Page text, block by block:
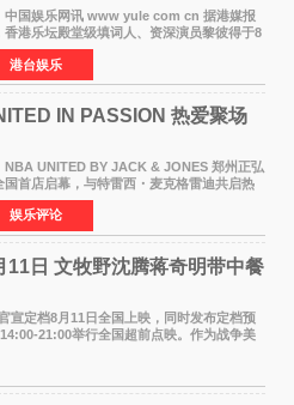
娱乐网讯 www yule com cn 据港媒报
香港乐坛殿堂级填词人、资深演员黎彼得于8
上午因病离世，终年76岁。好友钟志光透
黎彼得今年3月中风后便卧床休养，身体机能
衰退，最
港台娱乐
IN PASSION 热爱聚场
UNITED BY JACK & JONES 郑州正弘
国首店启幕，与特雷西・麦克格雷迪共启热
年7 月21 日，
全国首店，于郑
弘城正式启幕。NBA 传奇球星
娱乐评论
11日 文牧野沈腾蒋奇明带中餐
定档8月11日全国上映，同时发布定档预
21:00举行全国超前点映。作为战争美
沈腾